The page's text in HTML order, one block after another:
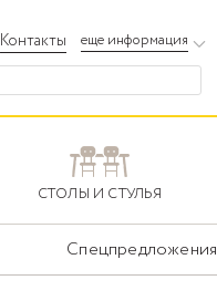
Контакты еще информация
СТОЛЫ И СТУЛЬЯ
Спецпредложения